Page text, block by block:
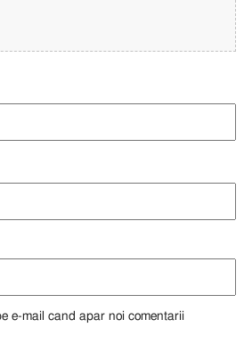
e-mail cand apar noi comentarii